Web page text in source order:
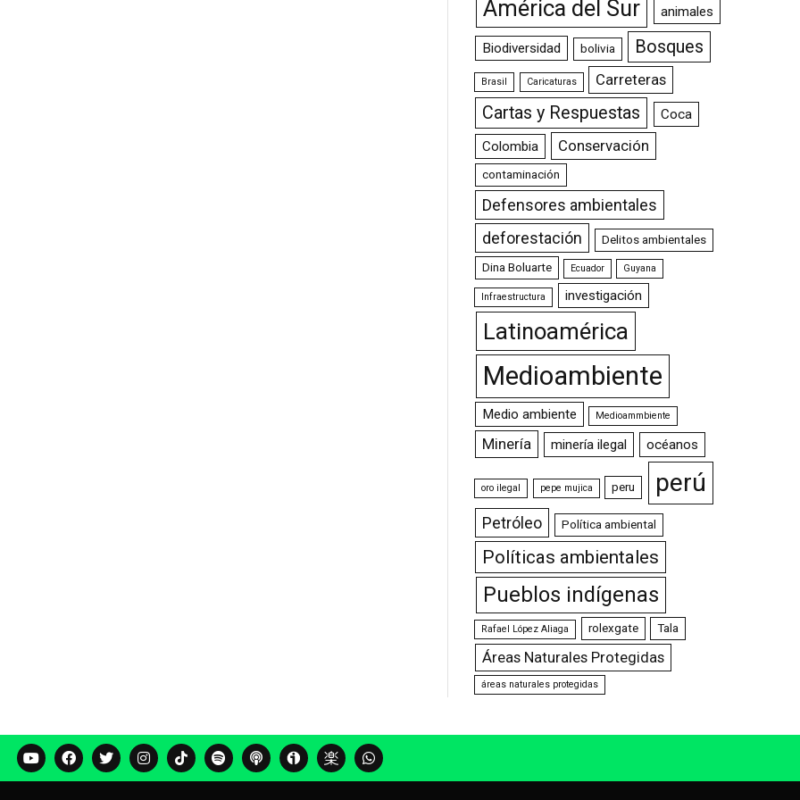
América del Sur animales
Biodiversidad bolivia Bosques
Brasil Caricaturas Carreteras
Cartas y Respuestas
Coca
Colombia
Conservación
contaminación
Defensores ambientales
deforestación
Delitos ambientales
Dina Boluarte Ecuador Guyana
Infraestructura investigación
Latinoamérica
Medioambiente
Medio ambiente Medioammbiente
Minería minería ilegal océanos
oro ilegal pepe mujica peru perú
Petróleo Política ambiental
Políticas ambientales
Pueblos indígenas
Rafael López Aliaga rolexgate Tala
Áreas Naturales Protegidas
áreas naturales protegidas